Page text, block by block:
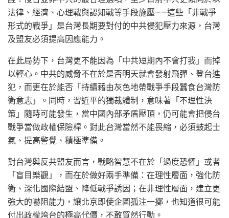
法律、經濟、心理戰與認知戰等手段施壓——這些「非戰爭
形式的戰爭」是台灣長期要對付的中共侵犯壓力來源，台灣
及盟友必須提高因應能力。
在此局勢下，台灣更不能因為「中共短期內不會打我」而掉
以輕心。中共的威脅不在於是否明天就會發射飛彈、登台進
犯，而更在於能否「持續藉由灰色地帶戰爭手段蠶食台灣防
衛意志」。同時，習近平的獨裁體制，意味著「不理性決
策」隨時可能發生，當中國內部矛盾壓頂，仍可能會把侵台
戰爭當做政權保險桿。對此台灣當然不能畏縮，必須鼓起士
氣、提高警覺、積極準備。
對台灣與反共盟友而言，戰略智慧不在於「過度恐懼」或者
「盲目樂觀」，而在於做好兩手準備：在理性層面，強化防
衛、深化國際結盟、降低戰爭誘因；在非理性層面，建立更
強大的嚇阻能力，讓北京即使企圖孤注一擲，也知道很可能
付出政權垮台的極高代價，不敢貿然行動。